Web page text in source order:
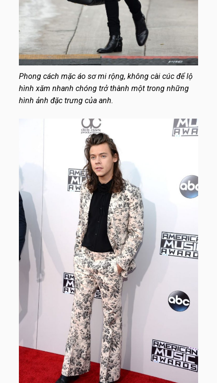
Phong cách mặc áo sơ mi rộng, không cài cúc để lộ
hình xăm nhanh chóng trở thành một trong những
hình ảnh đặc trưng của anh.